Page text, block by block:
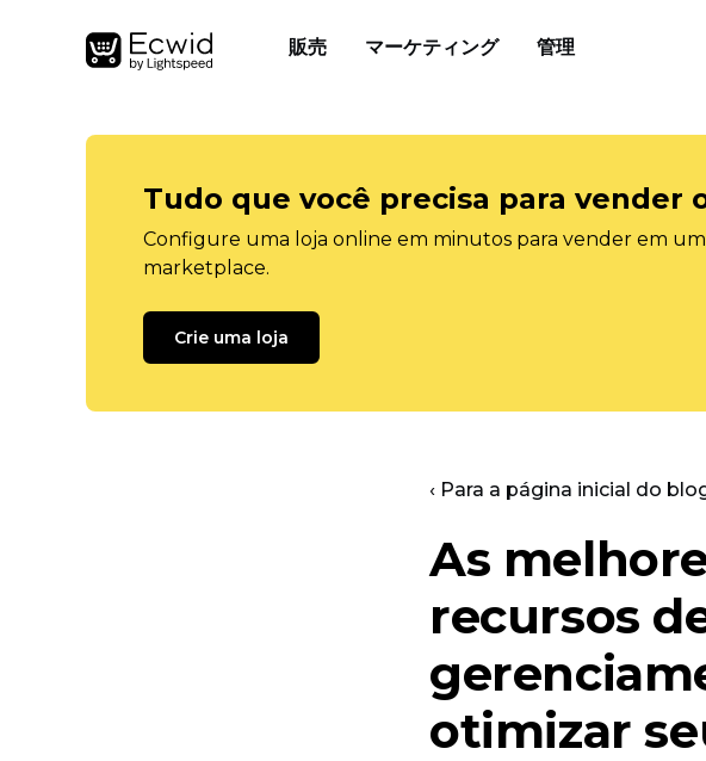
販売 マーケティング 管理
Tudo que você precisa para vender
Configure uma loja online em minutos para vender em um
marketplace.
Crie uma loja
‹ Para a página inicial do
As
recursos
otimizar